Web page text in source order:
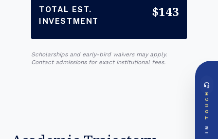
TOTAL EST.
INVESTMENT
$143
Scholarships and early-bird waivers may apply.
Contact admissions for exact institutional fees.
headset_mic
TOUCH
PRIORITY LINE